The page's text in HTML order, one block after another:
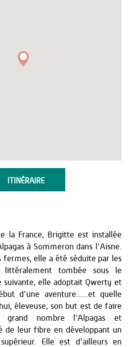
ITINÉRAIRE
la France, Brigitte est installée
à Sommeron dans l'Aisne.
fermes, elle a été séduite par les
tombée sous le
suivante, elle adoptait Qwerty et
d'une aventure......et quelle
éleveuse, son but est de faire
grand nombre l'Alpagas et
de leur fibre en développant un
Elle est d'ailleurs en